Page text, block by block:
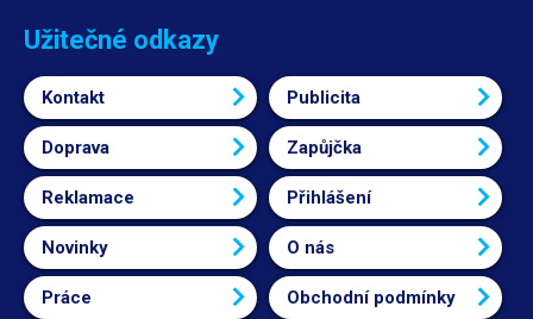
Užitečné odkazy
Kontakt Publicita
Doprava Zapůjčka
Reklamace Přihlášení
Novinky O nás
Práce Obchodní podmínky